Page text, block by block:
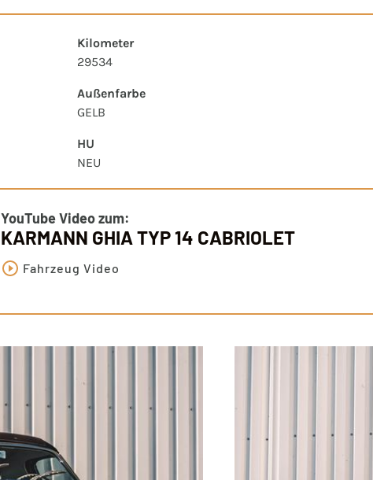
Kilometer
29534
Außenfarbe
GELB
HU
NEU
YouTube Video zum:
KARMANN GHIA TYP 14 CABRIOLET
Fahrzeug Video